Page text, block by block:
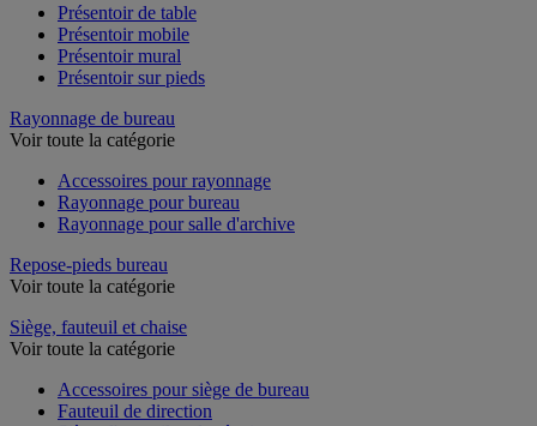
Présentoir de table
Présentoir mobile
Présentoir mural
Présentoir sur pieds
Rayonnage de bureau
Voir toute la catégorie
Accessoires pour rayonnage
Rayonnage pour bureau
Rayonnage pour salle d'archive
Repose-pieds bureau
Voir toute la catégorie
Siège, fauteuil et chaise
Voir toute la catégorie
Accessoires pour siège de bureau
Fauteuil de direction